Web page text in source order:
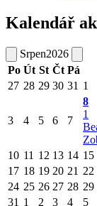
Kalendář
Srpen2026
Po Út St Čt Pá
27 28 29 30 31 1
3 4 5 6 7
8
1
10 11 12 13 14 15
17 18 19 20 21 22
24 25 26 27 28 29
31 1 2 3 4 5